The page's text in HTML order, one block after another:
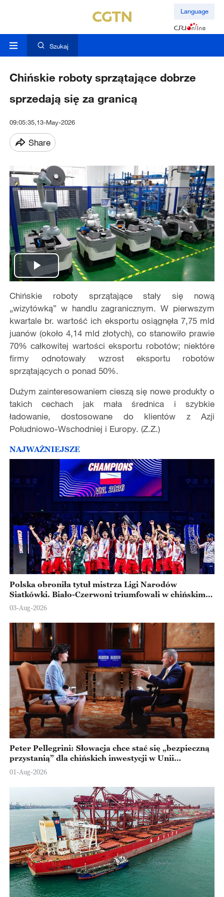
Language
Szukaj
Chińskie roboty sprzątające dobrze
sprzedają się za granicą
09:05:35,13-May-2026
Share
Play
Video
Chińskie roboty sprzątające stały się nową
„wizytówką” w handlu zagranicznym. W pierwszym
kwartale br. wartość ich eksportu osiągnęła 7,75 mld
juanów (około 4,14 mld złotych), co stanowiło prawie
70% całkowitej wartości eksportu robotów; niektóre
firmy odnotowały wzrost eksportu robotów
sprzątających o ponad 50%.
Dużym zainteresowaniem cieszą się nowe produkty o
takich cechach jak mała średnica i szybkie
ładowanie, dostosowane do klientów z Azji
Południowo-Wschodniej i Europy. (Z.Z.)
NAJWAŻNIEJSZE
Polska obroniła tytuł mistrza Ligi Narodów
Siatkówki. Biało-Czerwoni triumfowali w chińskim
Ningbo
03-Aug-2026
Peter Pellegrini: Słowacja chce stać się „bezpieczną
przystanią” dla chińskich inwestycji w Unii
Europejskiej
01-Aug-2026